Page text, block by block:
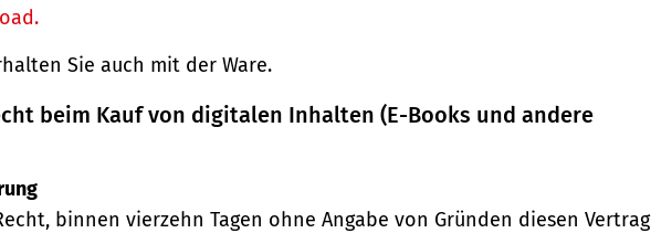
Sie auch mit der Ware.
beim Kauf von digitalen Inhalten (E-Books und andere
binnen vierzehn Tagen ohne Angabe von Gründen diesen Vertrag